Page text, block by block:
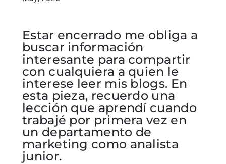
Estar encerrado me obliga a
buscar información
interesante para compartir
con cualquiera a quien le
interese leer mis blogs. En
esta pieza, recuerdo una
lección que aprendí cuando
trabajé por primera vez en
un departamento de
marketing como analista
junior.